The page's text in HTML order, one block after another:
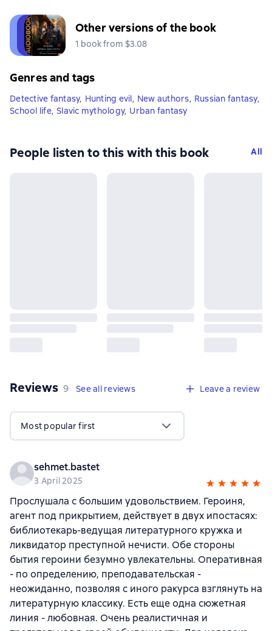
Other versions of the book
1 book from $3.08
Genres and tags
Detective fantasy, Hunting evil, New authors, Russian fantasy,
School life, Slavic mythology, Urban fantasy
People listen to this with this book All
Reviews 9 reviews
9 See all reviews Leave a review
Most popular first
sehmet.bastet
3 April 2025
Прослушала с большим удовольствием. Героиня,
агент под прикрытием, действует в двух ипостасях:
библиотекарь-ведущая литературного кружка и
ликвидатор преступной нечисти. Обе стороны
бытия героини безумно увлекательны. Оперативная
- по определению, преподавательская -
неожиданно, позволяя с иного ракурса взглянуть на
литературную классику. Есть еще одна сюжетная
линия - любовная. Очень реалистичная и